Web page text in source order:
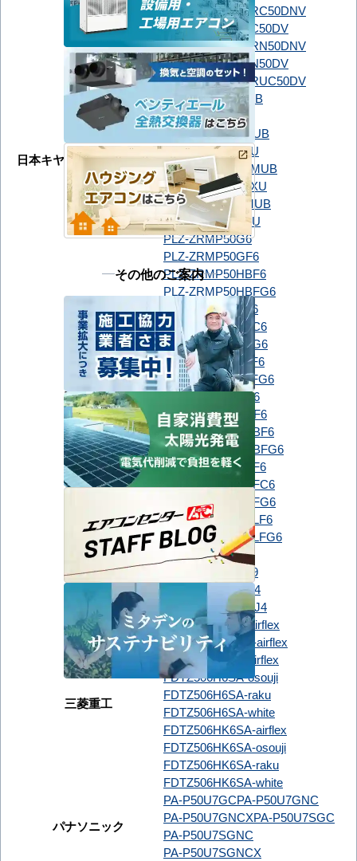
ダイキン
SSRC50DNTSSRC50DNV
SSRC50DTSSRC50DV
SSRN50DNTSSRN50DNV
SSRN50DTSSRN50DV
SSRUC50DTSSRUC50DV
日本キヤリア（旧：東芝）
GUXA050131MUB
GUXA050131XU
GUXA05013J1MUB
GUXA05013J1XU
GUXA05013JP1MUB
GUXA05013JP1XU
GUXA05013P1MUB
GUXA05013P1XU
三菱電機
PLZ-ZRMP50G6
PLZ-ZRMP50GF6
PLZ-ZRMP50HBF6
PLZ-ZRMP50HBFG6
PLZ-ZRMP50HF6
PLZ-ZRMP50HFC6
PLZ-ZRMP50HFG6
PLZ-ZRMP50HLF6
PLZ-ZRMP50HLFG6
PLZ-ZRMP50SG6
PLZ-ZRMP50SGF6
PLZ-ZRMP50SHBF6
PLZ-ZRMP50SHBFG6
PLZ-ZRMP50SHF6
PLZ-ZRMP50SHFC6
PLZ-ZRMP50SHFG6
PLZ-ZRMP50SHLF6
PLZ-ZRMP50SHLFG6
日立
RCI-GP50RGH9
RCI-GP50RGHJ9
RCIC-GP50RGH4
RCIC-GP50RGHJ4
三菱重工
FDTCZ506H6S-airflex
FDTCZ506HK6S-airflex
FDTZ506H6SA-airflex
FDTZ506H6SA-osouji
FDTZ506H6SA-raku
FDTZ506H6SA-white
FDTZ506HK6SA-airflex
FDTZ506HK6SA-osouji
FDTZ506HK6SA-raku
FDTZ506HK6SA-white
パナソニック
PA-P50U7GCPA-P50U7GNC
PA-P50U7GNCXPA-P50U7SGC
PA-P50U7SGNC
PA-P50U7SGNCX
その他のご案内